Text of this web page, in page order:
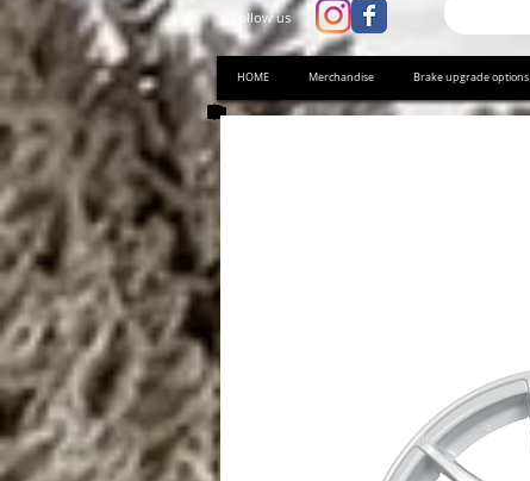
Follow us
HOME Merchandise Brake upgrade options